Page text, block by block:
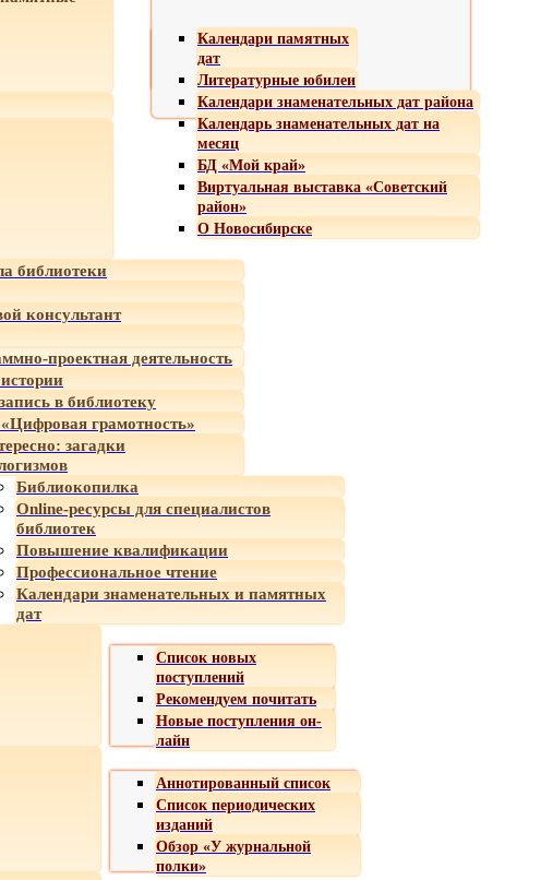
Календари памятных
дат
Литературные юбилеи
Календари знаменательных дат района
Календарь знаменательных дат на
месяц
БД «Мой край»
Виртуальная выставка «Советский
район»
О Новосибирске
библиотеки
консультант
проектная деятельность
в библиотеку
грамотность»
загадки
Библиокопилка
Online-ресурсы для специалистов
библиотек
Повышение квалификации
Профессиональное чтение
Календари знаменательных и памятных
дат
Список новых
поступлений
Рекомендуем почитать
Новые поступления он-
лайн
Аннотированный список
Список периодических
изданий
Обзор «У журнальной
полки»